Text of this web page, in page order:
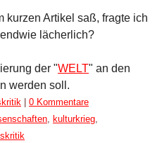
kurzen Artikel saß, fragte ich
lächerlich?
der "WELT" an den
werden soll.
0 Kommentare
kulturkrieg